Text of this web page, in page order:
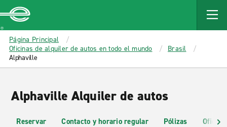
MAIN
CONTENT
Enterprise
Página Principal
Oficinas de alquiler de autos en todo el mundo
Brasil
Alphaville
Alphaville Alquiler de autos
Reservar Contacto y horario regular Pólizas